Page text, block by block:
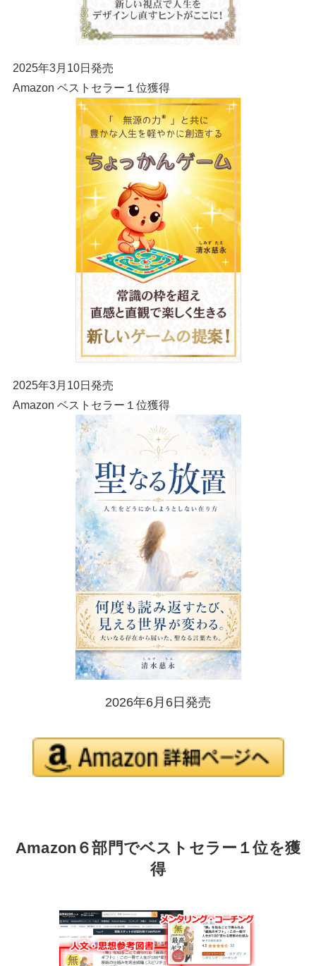
2025年3月10日発売
Amazon ベストセラー１位獲得
2025年3月10日発売
Amazon ベストセラー１位獲得
2026年6月6日発売
Amazon６部門でベストセラー１位を獲
得